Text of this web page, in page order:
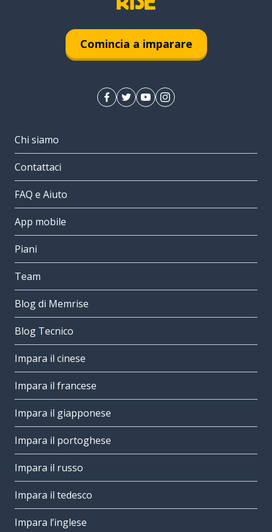
Comincia a imparare
Chi siamo
Contattaci
FAQ e Aiuto
App mobile
Piani
Team
Blog di Memrise
Blog Tecnico
Impara il cinese
Impara il francese
Impara il giapponese
Impara il portoghese
Impara il russo
Impara il tedesco
Impara l’inglese